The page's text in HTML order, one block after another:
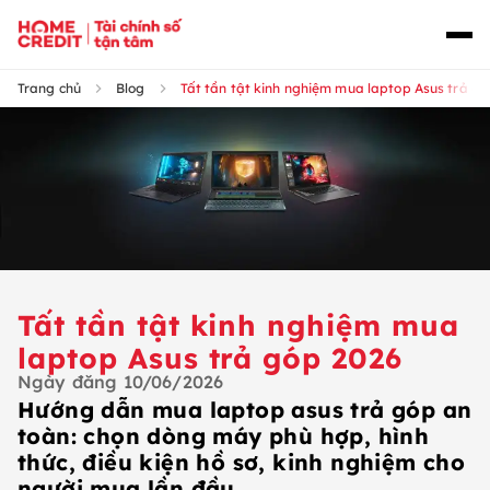
Trang chủ Blog Tất tần tật kinh nghiệm mua laptop Asus trả
Tất tần tật kinh nghiệm mua
laptop Asus trả góp 2026
Ngày đăng 10/06/2026
Hướng dẫn mua laptop asus trả góp an
toàn: chọn dòng máy phù hợp, hình
thức, điều kiện hồ sơ, kinh nghiệm cho